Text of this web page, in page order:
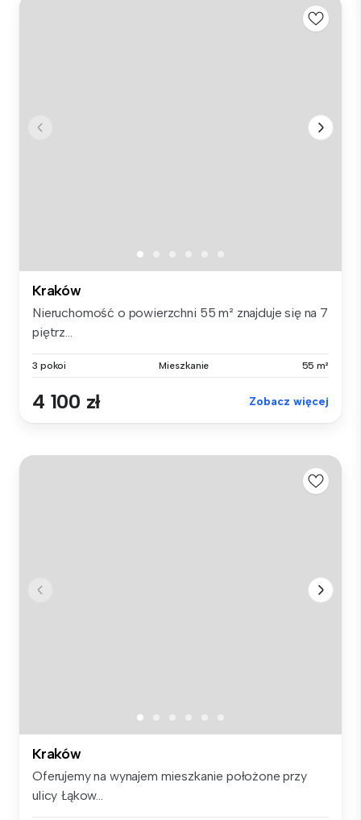
Kraków
Nieruchomość o powierzchni 55 m² znajduje się na 7
piętrz...
3 pokoi Mieszkanie 55 m²
4 100 zł Zobacz więcej
Kraków
Oferujemy na wynajem mieszkanie położone przy
ulicy Łąkow...